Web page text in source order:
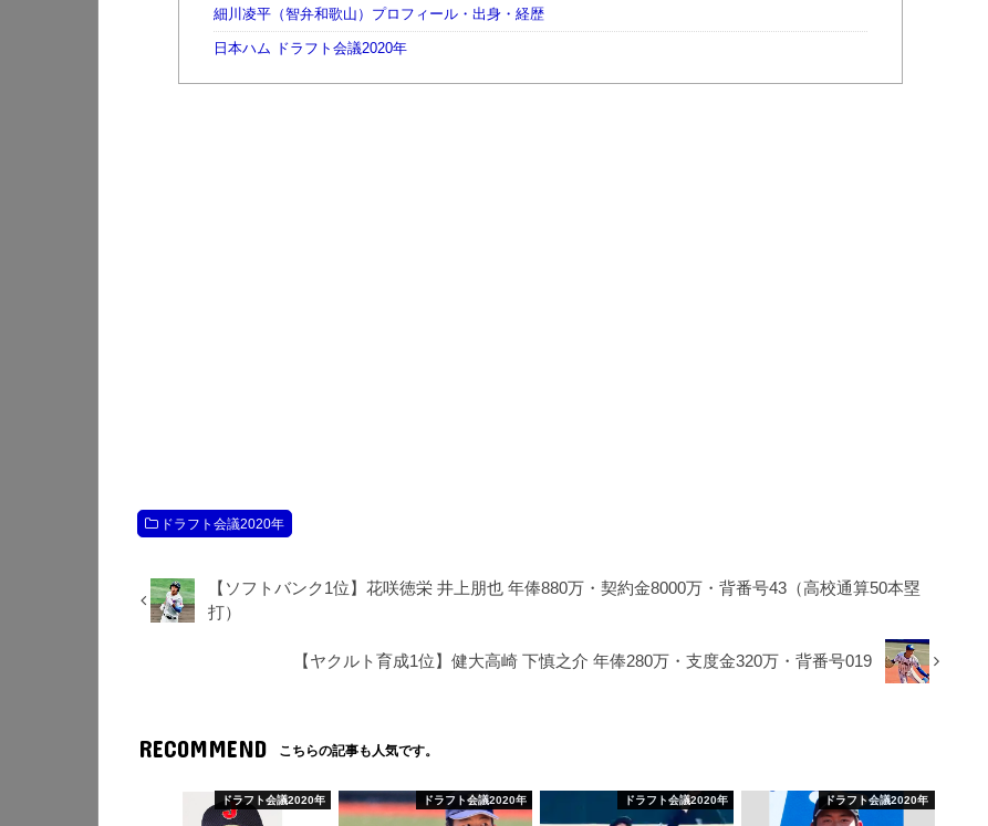
細川凌平（智弁和歌山）プロフィール・出身・経歴
日本ハム ドラフト会議2020年
ドラフト会議2020年
【ソフトバンク1位】花咲徳栄 井上朋也 年俸880万・契約金8000万・背番号43（高校通算50本塁
打）
【ヤクルト育成1位】健大高崎 下慎之介 年俸280万・支度金320万・背番号019
RECOMMEND こちらの記事も人気です。
ドラフト会議2020年 ドラフト会議2020年 ドラフト会議2020年 ドラフト会議2020年